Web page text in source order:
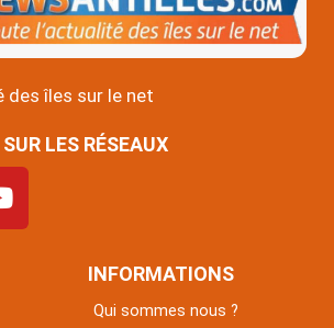
des îles sur le net
LES RÉSEAUX
INFORMATIONS
Qui sommes nous ?